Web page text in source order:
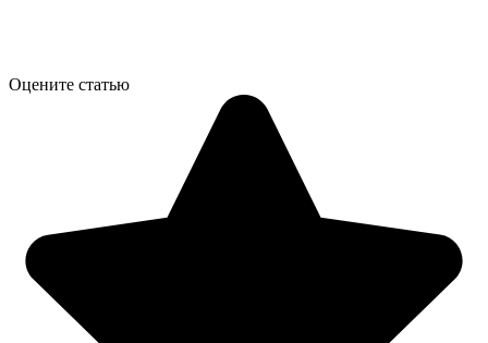
Оцените статью